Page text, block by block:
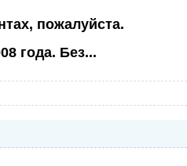
пожалуйста.
года. Без...